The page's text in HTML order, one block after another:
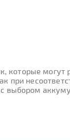
которые могут
при
выбором